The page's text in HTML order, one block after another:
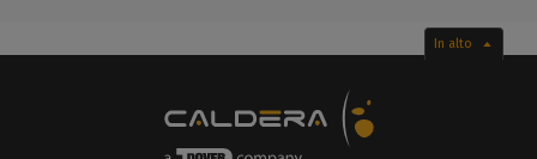
In alto